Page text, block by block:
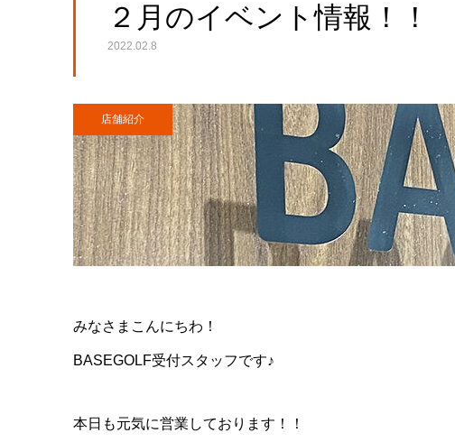
２月のイベント情報！！
2022.02.8
店舗紹介
みなさまこんにちわ！
BASEGOLF受付スタッフです♪
本日も元気に営業しております！！